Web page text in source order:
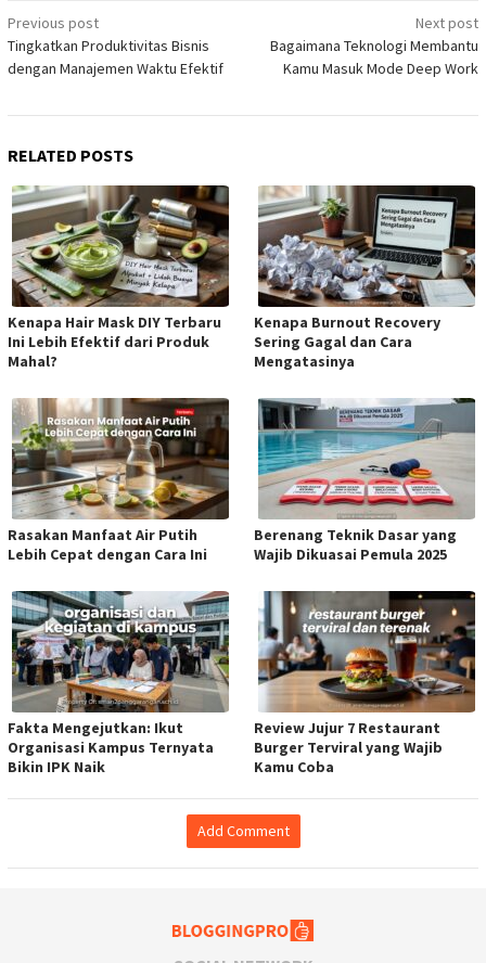
Post
navigation
Previous post
Tingkatkan Produktivitas Bisnis
dengan Manajemen Waktu Efektif
Next post
Bagaimana Teknologi Membantu
Kamu Masuk Mode Deep Work
RELATED POSTS
Kenapa Hair Mask DIY Terbaru
Ini Lebih Efektif dari Produk
Mahal?
Kenapa Burnout Recovery
Sering Gagal dan Cara
Mengatasinya
Rasakan Manfaat Air Putih
Lebih Cepat dengan Cara Ini
Berenang Teknik Dasar yang
Wajib Dikuasai Pemula 2025
Fakta Mengejutkan: Ikut
Organisasi Kampus Ternyata
Bikin IPK Naik
Review Jujur 7 Restaurant
Burger Terviral yang Wajib
Kamu Coba
Add Comment